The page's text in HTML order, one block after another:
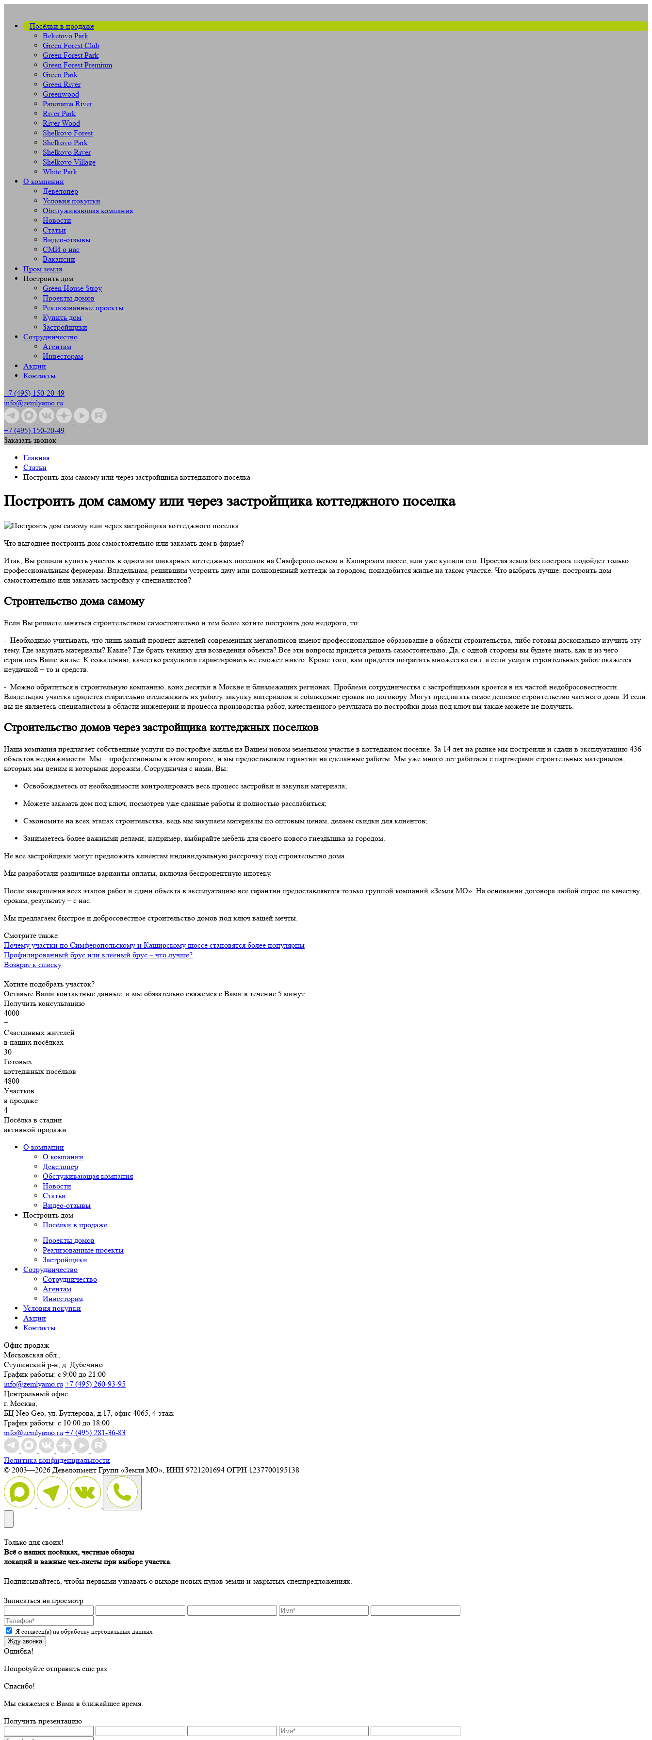
Посёлки в продаже
Beketovo Park
Green Forest Club
Green Forest Park
Green Forest Premium
Green Park
Green River
Greenwood
Panorama River
River Park
River Wood
Shelkovo Forest
Shelkovo Park
Shelkovo River
Shelkovo Village
White Park
О компании
Девелопер
Условия покупки
Обслуживающая компания
Новости
Статьи
Видео-отзывы
СМИ о нас
Вакансии
Пром земля
Построить дом
Green House Stroy
Проекты домов
Реализованные проекты
Купить дом
Застройщики
Сотрудничество
Агентам
Инвесторам
Акции
Контакты
+7 (495) 150-20-49
info@zemlyamo.ru
+7 (495) 150-20-49
Заказать звонок
Главная
Статьи
Построить дом самому или через застройщика коттеджного поселка
Построить дом самому или через застройщика коттеджного поселка
Что выгоднее построить дом самостоятельно или заказать дом в фирме?
Итак, Вы решили купить участок в одном из шикарных коттеджных поселков на Симферопольском и Каширском шоссе, или уже купили его. Простая земля без построек подойдет только
профессиональным фермерам. Владельцам, решившим устроить дачу или полноценный коттедж за городом, понадобится жилье на таком участке. Что выбрать лучше: построить дом
самостоятельно или заказать застройку у специалистов?
Строительство дома самому
Если Вы решаете заняться строительством самостоятельно и тем более хотите построить дом недорого, то:
- Необходимо учитывать, что лишь малый процент жителей современных мегаполисов имеют профессиональное образование в области строительства, либо готовы досконально изучить эту
тему. Где закупать материалы? Какие? Где брать технику для возведения объекта? Все эти вопросы придется решать самостоятельно. Да, с одной стороны вы будете знать, как и из чего
строилось Ваше жилье. К сожалению, качество результата гарантировать не сможет никто. Кроме того, вам придется потратить множество сил, а если услуги строительных работ окажется
неудачной – то и средств.
- Можно обратиться в строительную компанию, коих десятки в Москве и близлежащих регионах. Проблема сотрудничества с застройщиками кроется в их частой недобросовестности.
Владельцам участка придется старательно отслеживать их работу, закупку материалов и соблюдение сроков по договору. Могут предлагать самое дешевое строительство частного дома. И если
вы не являетесь специалистом в области инженерии и процесса производства работ, качественного результата по постройки дома под ключ вы также можете не получить.
Строительство домов через застройщика коттеджных поселков
Наша компания предлагает собственные услуги по постройке жилья на Вашем новом земельном участке в коттеджном поселке. За 14 лет на рынке мы построили и сдали в эксплуатацию 436
объектов недвижимости. Мы – профессионалы в этом вопросе, и мы предоставляем гарантии на сделанные работы. Мы уже много лет работаем с партнерами строительных материалов,
которых мы ценим и которыми дорожим. Сотрудничая с нами, Вы:
Освобождаетесь от необходимости контролировать весь процесс застройки и закупки материала;
Можете заказать дом под ключ, посмотрев уже сданные работы и полностью расслабиться;
Сэкономите на всех этапах строительства, ведь мы закупаем материалы по оптовым ценам, делаем скидки для клиентов;
Занимаетесь более важными делами, например, выбирайте мебель для своего нового гнездышка за городом.
Не все застройщики могут предложить клиентам индивидуальную рассрочку под строительство дома.
Мы разработали различные варианты оплаты, включая беспроцентную ипотеку.
После завершения всех этапов работ и сдачи объекта в эксплуатацию все гарантии предоставляются только группой компаний «Земля МО». На основании договора любой спрос по качеству,
срокам, результату – с нас.
Мы предлагаем быстрое и добросовестное строительство домов под ключ вашей мечты.
Смотрите также:
Почему участки по Симферопольскому и Каширскому шоссе становятся более популярны
Профилированный брус или клееный брус – что лучше?
Возврат к списку
Хотите подобрать участок?
Оставьте Ваши контактные данные, и мы обязательно свяжемся с Вами в течение 5 минут
Получить консультацию
4000
+
Счастливых жителей
в наших посёлках
30
Готовых
коттеджных посёлков
4800
Участков
в продаже
4
Посёлка в стадии
активной продажи
О компании
О компании
Девелопер
Обслуживающая компания
Новости
Статьи
Видео-отзывы
Построить дом
Посёлки в продаже
Проекты домов
Реализованные проекты
Застройщики
Сотрудничество
Сотрудничество
Агентам
Инвесторам
Условия покупки
Акции
Контакты
Офис продаж
Московская обл.,
Ступинский р-н, д. Дубечино
График работы: с 9:00 до 21:00
info@zemlyamo.ru +7 (495) 260-93-95
Центральный офис
г. Москва,
БЦ Neo Geo, ул. Бутлерова, д.17, офис 4065, 4 этаж
График работы: с 10:00 до 18:00
info@zemlyamo.ru +7 (495) 281-36-83
Политика конфиденциальности
© 2003—2026 Девелопмент Групп «Земля МО», ИНН 9721201694 ОГРН 1237700195138
Только для своих!
Всё о наших посёлках, честные обзоры
локаций и важные чек-листы при выборе участка.
Подписывайтесь, чтобы первыми узнавать о выходе новых пулов земли и закрытых спецпредложениях.
Записаться на просмотр
Я согласен(а) на обработку персональных данных
Жду звонка
Ошибка!
Попробуйте отправить ещё раз
Спасибо!
Мы свяжемся с Вами в ближайшее время.
Получить презентацию